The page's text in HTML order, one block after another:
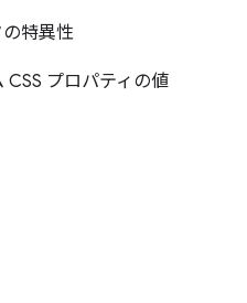
特異性
プロパティの値